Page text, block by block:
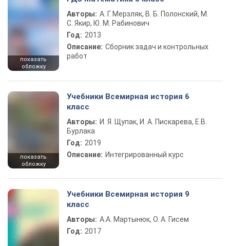
показать
обложку
Авторы: А. Г. Мерзляк, В. Б. Полонский, М.
С. Якир, Ю. М. Рабинович
Год: 2013
Описание: Сборник задач и контрольных
работ
показать
обложку
Учебники Всемирная история 6
класс
Авторы: И. Я. Щупак, И. А. Пискарева, Е.В.
Бурлака
Год: 2019
Описание: Интегрированный курс
Учебники Всемирная история 9
класс
Авторы: А.А. Мартынюк, О. А. Гисем
Год: 2017